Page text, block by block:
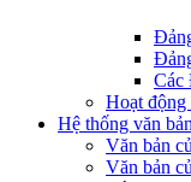
Các
Hoạt
Hệ thống văn bản
Văn bản
Văn bản